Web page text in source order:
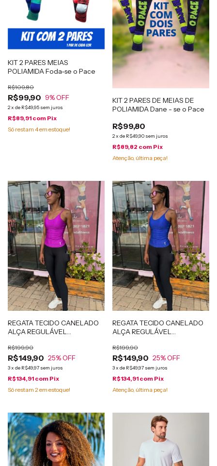
KIT 2 PARES MEIAS
POLIAMIDA Foda-se o Pace
R$99,90
R$109,80
9% OFF
2x de R$49,95 sem juros
R$89,91 com Pix
Só restam 4em estoque!
KIT 2 PARES DE MEIAS DE
POLIAMIDA Dane - se o Pace
R$99,80
2x de R$49,90 sem juros
R$89,82 com Pix
Atenção, última peça!
REGATA TECIDO CANELADO
ALÇA REGULÁVEL
R$149,90
R$199,90
25% OFF
3x de R$49,97 sem juros
R$134,91 com Pix
Só restam 2em estoque!
REGATA TECIDO CANELADO
ALÇA REGULÁVEL
R$149,90
R$199,90
25% OFF
3x de R$49,97 sem juros
R$134,91 com Pix
Atenção, última peça!